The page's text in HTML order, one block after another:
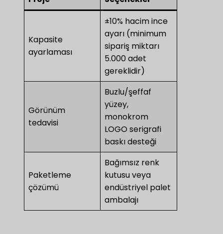
Kapasite
ayarlaması
±10% hacim ince
ayarı (minimum
sipariş miktarı
5.000 adet
gereklidir)
Görünüm
tedavisi
Buzlu/şeffaf
yüzey,
monokrom
LOGO serigrafi
baskı desteği
Paketleme
çözümü
Bağımsız renk
kutusu veya
endüstriyel palet
ambalajı